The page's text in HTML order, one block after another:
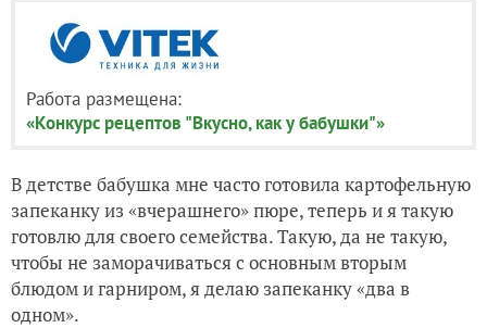
Работа размещена:
«Конкурс рецептов "Вкусно, как у бабушки"»
В детстве бабушка мне часто готовила картофельную
запеканку из «вчерашнего» пюре, теперь и я такую
готовлю для своего семейства. Такую, да не такую,
чтобы не заморачиваться с основным вторым
блюдом и гарниром, я делаю запеканку «два в
одном».